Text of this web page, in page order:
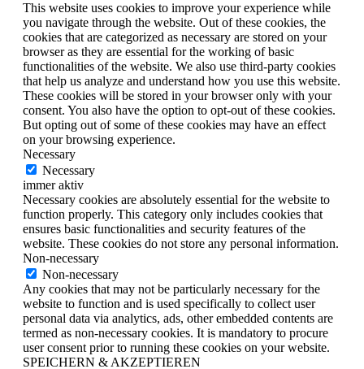
This website uses cookies to improve your experience while
you navigate through the website. Out of these cookies, the
cookies that are categorized as necessary are stored on your
browser as they are essential for the working of basic
functionalities of the website. We also use third-party cookies
that help us analyze and understand how you use this website.
These cookies will be stored in your browser only with your
consent. You also have the option to opt-out of these cookies.
But opting out of some of these cookies may have an effect
on your browsing experience.
Necessary
Necessary
immer aktiv
Necessary cookies are absolutely essential for the website to
function properly. This category only includes cookies that
ensures basic functionalities and security features of the
website. These cookies do not store any personal information.
Non-necessary
Non-necessary
Any cookies that may not be particularly necessary for the
website to function and is used specifically to collect user
personal data via analytics, ads, other embedded contents are
termed as non-necessary cookies. It is mandatory to procure
user consent prior to running these cookies on your website.
SPEICHERN & AKZEPTIEREN